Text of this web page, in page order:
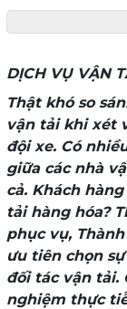
DỊCH VỤ VẬN
Thật khó so
vận tải khi xét
đội xe. Có
giữa các nhà
cả. Khách
tải hàng hóa?
phục vụ,
ưu tiên chọn
đối tác vận tải.
nghiệm thực